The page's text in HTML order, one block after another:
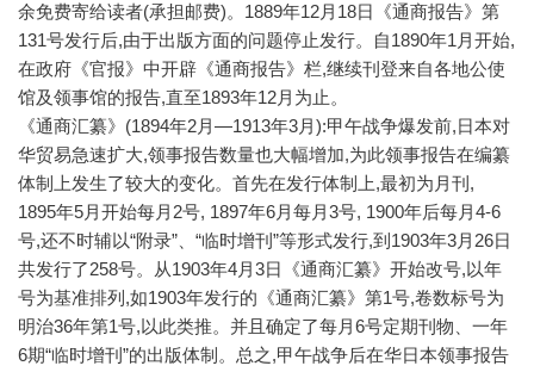
余免费寄给读者(承担邮费)。1889年12月18日《通商报告》第
131号发行后,由于出版方面的问题停止发行。自1890年1月开始,
在政府《官报》中开辟《通商报告》栏,继续刊登来自各地公使
馆及领事馆的报告,直至1893年12月为止。
《通商汇纂》(1894年2月—1913年3月):甲午战争爆发前,日本对
华贸易急速扩大,领事报告数量也大幅增加,为此领事报告在编纂
体制上发生了较大的变化。首先在发行体制上,最初为月刊,
1895年5月开始每月2号, 1897年6月每月3号, 1900年后每月4-6
号,还不时辅以“附录”、“临时增刊”等形式发行,到1903年3月26日
共发行了258号。从1903年4月3日《通商汇纂》开始改号,以年
号为基准排列,如1903年发行的《通商汇纂》第1号,卷数标号为
明治36年第1号,以此类推。并且确定了每月6号定期刊物、一年
6期“临时增刊”的出版体制。总之,甲午战争后在华日本领事报告